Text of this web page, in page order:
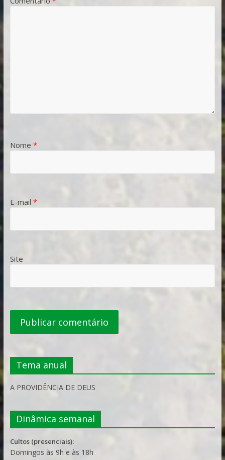
Nome *
E-mail *
Site
Tema anual
A PROVIDÊNCIA DE DEUS
Dinâmica semanal
Cultos (presenciais):
Domingos às 9h e às 18h